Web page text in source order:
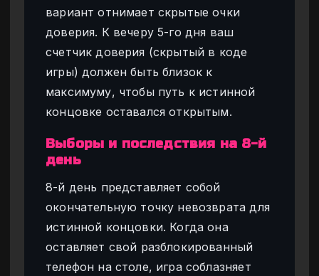
вариант отнимает скрытые очки
доверия. К вечеру 5-го дня ваш
счетчик доверия (скрытый в коде
игры) должен быть близок к
максимуму, чтобы путь к истинной
концовке оставался открытым.
Выборы и последствия на 8-й
день
8-й день представляет собой
окончательную точку невозврата для
истинной концовки. Когда она
оставляет свой разблокированный
телефон на столе, игра соблазняет